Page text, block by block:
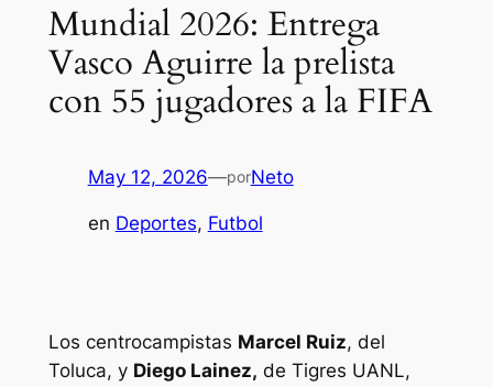
Mundial 2026: Entrega
Vasco Aguirre la prelista
con 55 jugadores a la FIFA
May 12, 2026—porNeto
en Deportes, Futbol
Los centrocampistas Marcel Ruiz, del
Toluca, y Diego Lainez, de Tigres UANL,